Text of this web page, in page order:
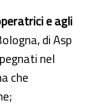
e agli
di Asp
nel
che